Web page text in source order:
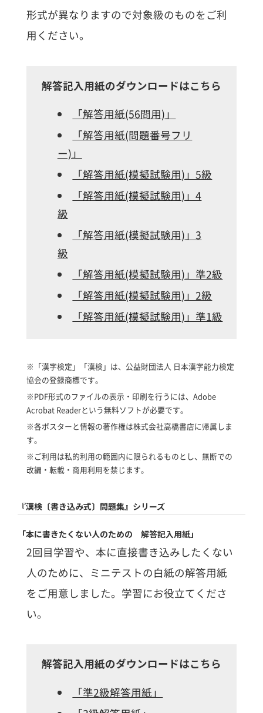
形式が異なりますので対象級のものをご利
用ください。
解答記入用紙のダウンロードはこちら
「解答用紙(56問用)」
「解答用紙(問題番号フリ
ー)」
「解答用紙(模擬試験用)」5級
「解答用紙(模擬試験用)」4
級
「解答用紙(模擬試験用)」3
級
「解答用紙(模擬試験用)」準2級
「解答用紙(模擬試験用)」2級
「解答用紙(模擬試験用)」準1級
※「漢字検定」「漢検」は、公益財団法人 日本漢字能力検定
協会の登録商標です。
※PDF形式のファイルの表示・印刷を行うには、Adobe
Acrobat Readerという無料ソフトが必要です。
※各ポスターと情報の著作権は株式会社高橋書店に帰属しま
す。
※ご利用は私的利用の範囲内に限られるものとし、無断での
改編・転載・商用利用を禁じます。
『漢検〔書き込み式〕問題集』シリーズ
「本に書きたくない人のための 解答記入用紙」
2回目学習や、本に直接書き込みしたくない
人のために、ミニテストの白紙の解答用紙
をご用意しました。 学習にお役立てくださ
い。
解答記入用紙のダウンロードはこちら
「準2級解答用紙」